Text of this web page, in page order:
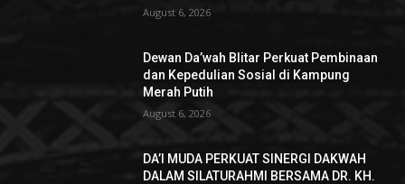
August 6, 2026
Dewan Da’wah Blitar Perkuat Pembinaan
dan Kepedulian Sosial di Kampung
Merah Putih
August 6, 2026
DA’I MUDA PERKUAT SINERGI DAKWAH
DALAM SILATURAHMI BERSAMA DR. KH.